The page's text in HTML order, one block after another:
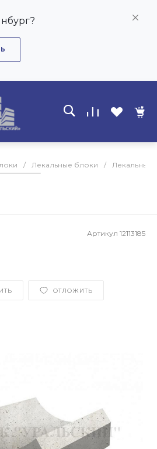
/ Лекальные блоки / Лекальные
Артикул 12113185
ОТЛОЖИТЬ